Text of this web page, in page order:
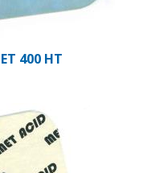
400 HT